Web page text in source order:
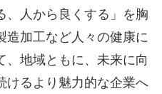
、人から良くする」を胸
造加工など人々の健康に
地域ともに、未来に向
けるより魅力的な企業へ